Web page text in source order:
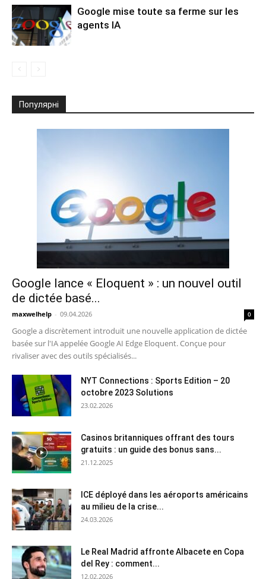
Google mise toute sa ferme sur les
agents IA
Популярні
Google lance « Eloquent » : un nouvel outil
de dictée basé...
maxwelhelp - 09.04.2026 0
Google a discrètement introduit une nouvelle application de dictée
basée sur l'IA appelée Google AI Edge Eloquent. Conçue pour
rivaliser avec des outils spécialisés...
NYT Connections : Sports Edition – 20
octobre 2023 Solutions
23.02.2026
Casinos britanniques offrant des tours
gratuits : un guide des bonus sans...
21.12.2025
ICE déployé dans les aéroports américains
au milieu de la crise...
24.03.2026
Le Real Madrid affronte Albacete en Copa
del Rey : comment...
12.02.2026